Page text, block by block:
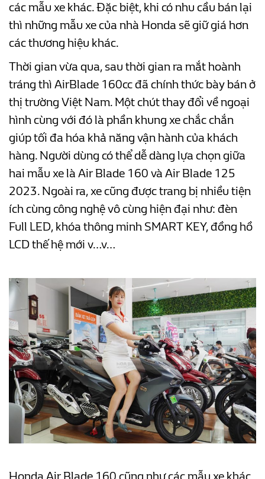
các mẫu xe khác. Đặc biệt, khi có nhu cầu bán lại
thì những mẫu xe của nhà Honda sẽ giữ giá hơn
các thương hiệu khác.
Thời gian vừa qua, sau thời gian ra mắt hoành
tráng thì AirBlade 160cc đã chính thức bày bán ở
thị trường Việt Nam. Một chút thay đổi về ngoại
hình cùng với đó là phần khung xe chắc chắn
giúp tối đa hóa khả năng vận hành của khách
hàng. Người dùng có thể dễ dàng lựa chọn giữa
hai mẫu xe là Air Blade 160 và Air Blade 125
2023. Ngoài ra, xe cũng được trang bị nhiều tiện
ích cùng công nghệ vô cùng hiện đại như: đèn
Full LED, khóa thông minh SMART KEY, đồng hồ
LCD thế hệ mới v…v…
Honda Air Blade 160 cũng như các mẫu xe khác